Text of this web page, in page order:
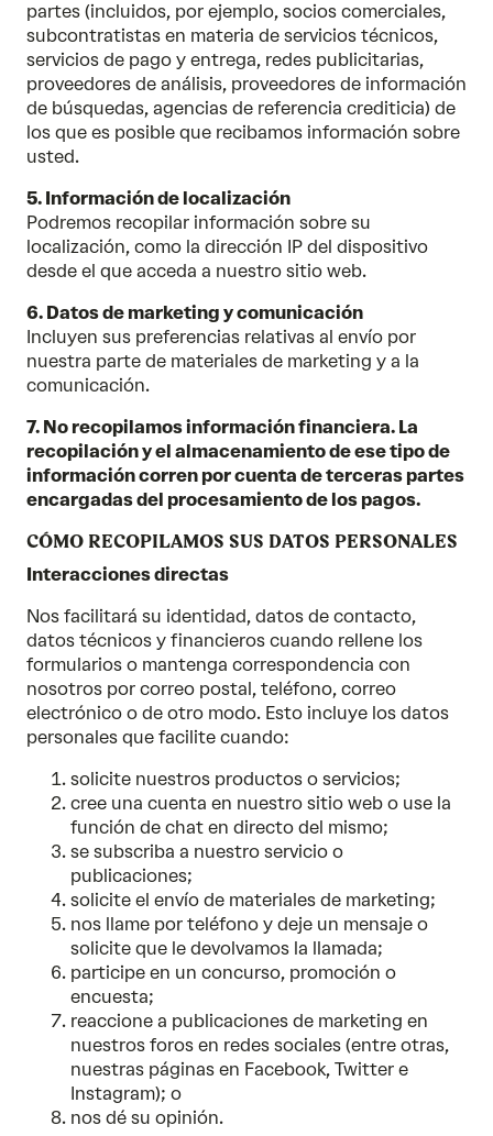
partes (incluidos, por ejemplo, socios comerciales,
subcontratistas en materia de servicios técnicos,
servicios de pago y entrega, redes publicitarias,
proveedores de análisis, proveedores de información
de búsquedas, agencias de referencia crediticia) de
los que es posible que recibamos información sobre
usted.
5. Información de localización
Podremos recopilar información sobre su
localización, como la dirección IP del dispositivo
desde el que acceda a nuestro sitio web.
6. Datos de marketing y comunicación
Incluyen sus preferencias relativas al envío por
nuestra parte de materiales de marketing y a la
comunicación.
7. No recopilamos información financiera. La
recopilación y el almacenamiento de ese tipo de
información corren por cuenta de terceras partes
encargadas del procesamiento de los pagos.
CÓMO RECOPILAMOS SUS DATOS PERSONALES
Interacciones directas
Nos facilitará su identidad, datos de contacto,
datos técnicos y financieros cuando rellene los
formularios o mantenga correspondencia con
nosotros por correo postal, teléfono, correo
electrónico o de otro modo. Esto incluye los datos
personales que facilite cuando:
solicite nuestros productos o servicios;
cree una cuenta en nuestro sitio web o use la
función de chat en directo del mismo;
se subscriba a nuestro servicio o
publicaciones;
solicite el envío de materiales de marketing;
nos llame por teléfono y deje un mensaje o
solicite que le devolvamos la llamada;
participe en un concurso, promoción o
encuesta;
reaccione a publicaciones de marketing en
nuestros foros en redes sociales (entre otras,
nuestras páginas en Facebook, Twitter e
Instagram); o
nos dé su opinión.